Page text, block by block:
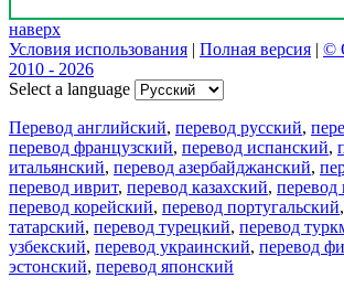
наверх
Условия использования | Полная версия | ©
2010 - 2026
Select a language
Перевод английский, перевод русский,
перевод французский, перевод испанский,
итальянский, перевод азербайджанский,
перевод иврит, перевод казахский, перевод
перевод корейский, перевод португальский,
татарский, перевод турецкий, перевод
узбекский, перевод украинский, перевод
эстонский, перевод японский